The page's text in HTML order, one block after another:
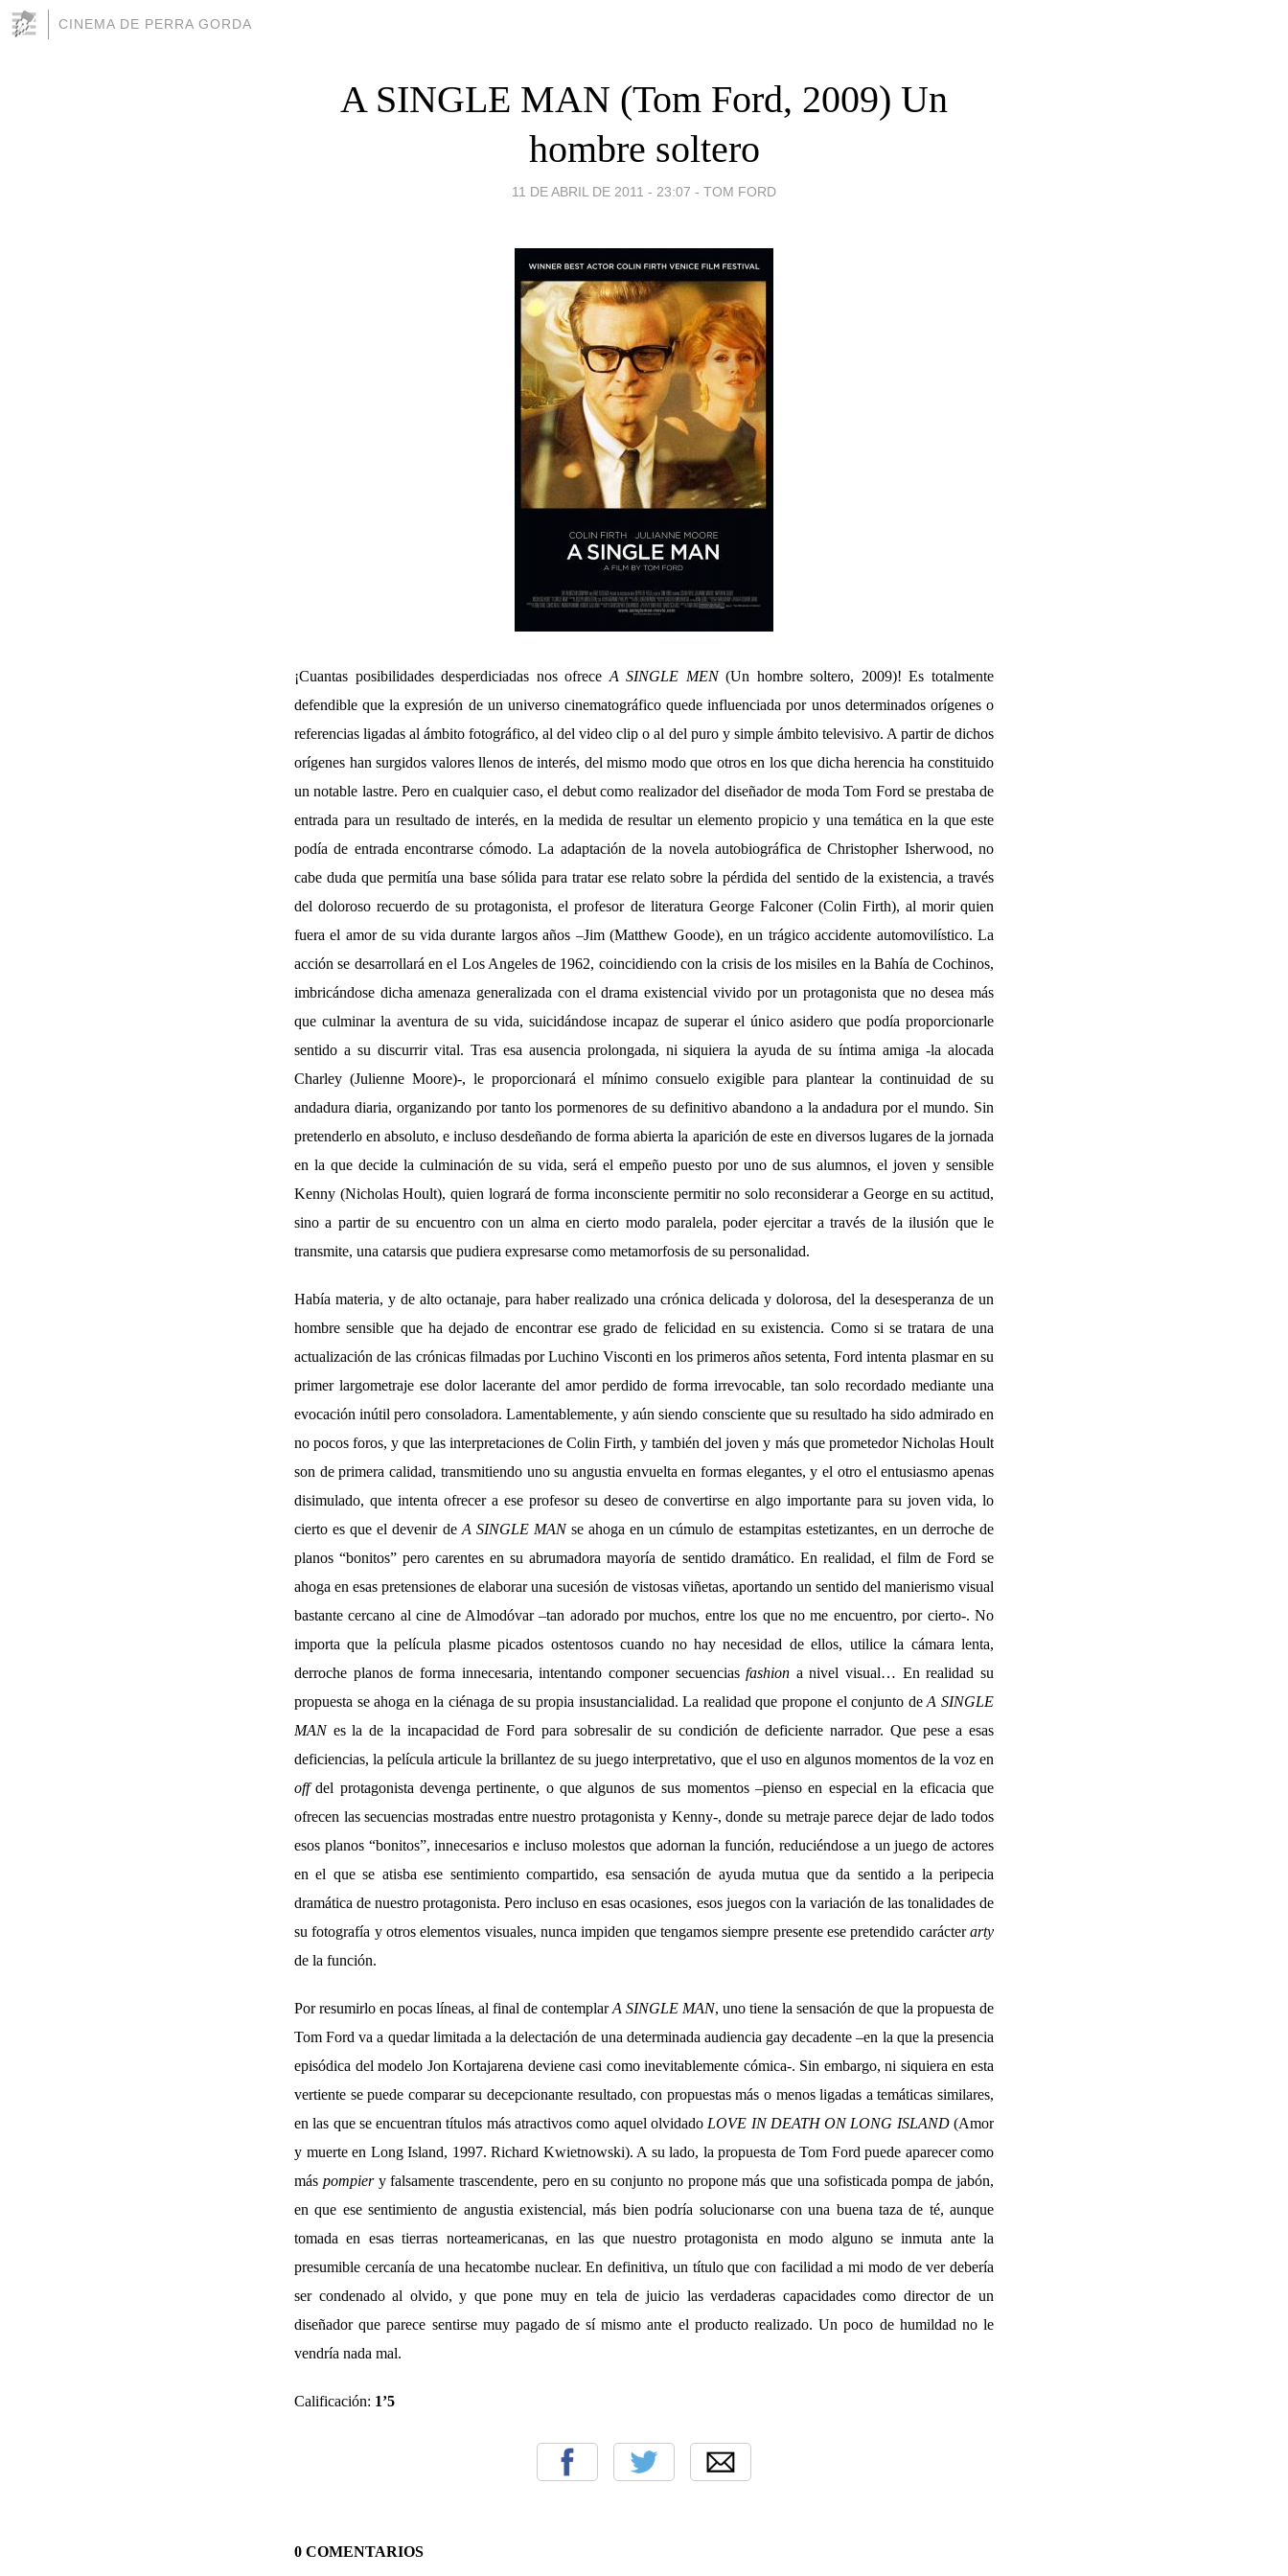
CINEMA DE PERRA GORDA
A SINGLE MAN (Tom Ford, 2009) Un
hombre soltero
11 DE ABRIL DE 2011 - 23:07 - TOM FORD
¡Cuantas posibilidades desperdiciadas nos ofrece A SINGLE MEN(Un hombre soltero, 2009)! Es totalmente
defendible que la expresión de un universo cinematográfico quede influenciada por unos determinados orígenes o
referencias ligadas al ámbito fotográfico, al del video clip o al del puro y simple ámbito televisivo. A partir de dichos
orígenes han surgidos valores llenos de interés, del mismo modo que otros en los que dicha herencia ha constituido
un notable lastre. Pero en cualquier caso, el debut como realizador del diseñador de moda Tom Ford se prestaba de
entrada para un resultado de interés, en la medida de resultar un elemento propicio y una temática en la que este
podía de entrada encontrarse cómodo. La adaptación de la novela autobiográfica de Christopher Isherwood, no
cabe duda que permitía una base sólida para tratar ese relato sobre la pérdida del sentido de la existencia, a través
del doloroso recuerdo de su protagonista, el profesor de literatura George Falconer (Colin Firth), al morir quien
fuera el amor de su vida durante largos años –Jim (Matthew Goode), en un trágico accidente automovilístico. La
acción se desarrollará en el Los Angeles de 1962, coincidiendo con la crisis de los misiles en la Bahía de Cochinos,
imbricándose dicha amenaza generalizada con el drama existencial vivido por un protagonista que no desea más
que culminar la aventura de su vida, suicidándose incapaz de superar el único asidero que podía proporcionarle
sentido a su discurrir vital. Tras esa ausencia prolongada, ni siquiera la ayuda de su íntima amiga -la alocada
Charley (Julienne Moore)-, le proporcionará el mínimo consuelo exigible para plantear la continuidad de su
andadura diaria, organizando por tanto los pormenores de su definitivo abandono a la andadura por el mundo. Sin
pretenderlo en absoluto, e incluso desdeñando de forma abierta la aparición de este en diversos lugares de la jornada
en la que decide la culminación de su vida, será el empeño puesto por uno de sus alumnos, el joven y sensible
Kenny (Nicholas Hoult), quien logrará de forma inconsciente permitir no solo reconsiderar a George en su actitud,
sino a partir de su encuentro con un alma en cierto modo paralela, poder ejercitar a través de la ilusión que le
transmite, una catarsis que pudiera expresarse como metamorfosis de su personalidad.
Había materia, y de alto octanaje, para haber realizado una crónica delicada y dolorosa, del la desesperanza de un
hombre sensible que ha dejado de encontrar ese grado de felicidad en su existencia. Como si se tratara de una
actualización de las crónicas filmadas por Luchino Visconti en los primeros años setenta, Ford intenta plasmar en su
primer largometraje ese dolor lacerante del amor perdido de forma irrevocable, tan solo recordado mediante una
evocación inútil pero consoladora. Lamentablemente, y aún siendo consciente que su resultado ha sido admirado en
no pocos foros, y que las interpretaciones de Colin Firth, y también del joven y más que prometedor Nicholas Hoult
son de primera calidad, transmitiendo uno su angustia envuelta en formas elegantes, y el otro el entusiasmo apenas
disimulado, que intenta ofrecer a ese profesor su deseo de convertirse en algo importante para su joven vida, lo
cierto es que el devenir de A SINGLE MAN se ahoga en un cúmulo de estampitas estetizantes, en un derroche de
planos “bonitos” pero carentes en su abrumadora mayoría de sentido dramático. En realidad, el film de Ford se
ahoga en esas pretensiones de elaborar una sucesión de vistosas viñetas, aportando un sentido del manierismo visual
bastante cercano al cine de Almodóvar –tan adorado por muchos, entre los que no me encuentro, por cierto-. No
importa que la película plasme picados ostentosos cuando no hay necesidad de ellos, utilice la cámara lenta,
derroche planos de forma innecesaria, intentando componer secuenciasfashion a nivel visual… En realidad su
propuesta se ahoga en la ciénaga de su propia insustancialidad. La realidad que propone el conjunto deA SINGLE
MAN es la de la incapacidad de Ford para sobresalir de su condición de deficiente narrador. Que pese a esas
deficiencias, la película articule la brillantez de su juego interpretativo, que el uso en algunos momentos de la voz en
offdel protagonista devenga pertinente, o que algunos de sus momentos –pienso en especial en la eficacia que
ofrecen las secuencias mostradas entre nuestro protagonista y Kenny-, donde su metraje parece dejar de lado todos
esos planos “bonitos”, innecesarios e incluso molestos que adornan la función, reduciéndose a un juego de actores
en el que se atisba ese sentimiento compartido, esa sensación de ayuda mutua que da sentido a la peripecia
dramática de nuestro protagonista. Pero incluso en esas ocasiones, esos juegos con la variación de las tonalidades de
su fotografía y otros elementos visuales, nunca impiden que tengamos siempre presente ese pretendido carácterarty
de la función.
Por resumirlo en pocas líneas, al final de contemplarA SINGLE MAN, uno tiene la sensación de que la propuesta de
Tom Ford va a quedar limitada a la delectación de una determinada audiencia gay decadente –en la que la presencia
episódica del modelo Jon Kortajarena deviene casi como inevitablemente cómica-. Sin embargo, ni siquiera en esta
vertiente se puede comparar su decepcionante resultado, con propuestas más o menos ligadas a temáticas similares,
en las que se encuentran títulos más atractivos como aquel olvidado LOVE IN DEATH ON LONG ISLAND(Amor
y muerte en Long Island, 1997. Richard Kwietnowski). A su lado, la propuesta de Tom Ford puede aparecer como
más pompiery falsamente trascendente, pero en su conjunto no propone más que una sofisticada pompa de jabón,
en que ese sentimiento de angustia existencial, más bien podría solucionarse con una buena taza de té, aunque
tomada en esas tierras norteamericanas, en las que nuestro protagonista en modo alguno se inmuta ante la
presumible cercanía de una hecatombe nuclear. En definitiva, un título que con facilidad a mi modo de ver debería
ser condenado al olvido, y que pone muy en tela de juicio las verdaderas capacidades como director de un
diseñador que parece sentirse muy pagado de sí mismo ante el producto realizado. Un poco de humildad no le
vendría nada mal.
Calificación: 1’5
0 COMENTARIOS